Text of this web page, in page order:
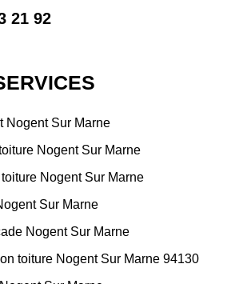
21 92
Nogent Sur Marne
Nogent Sur Marne
Nogent Sur Marne
Sur Marne
Nogent Sur Marne
toiture Nogent Sur Marne 94130